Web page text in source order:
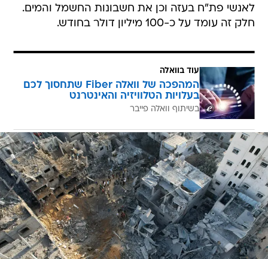
לאנשי פת"ח בעזה וכן את חשבונות החשמל והמים.
חלק זה עומד על כ-100 מיליון דולר בחודש.
עוד בוואלה
המהפכה של וואלה Fiber שתחסוך לכם
בעלויות הטלוויזיה והאינטרנט
בשיתוף וואלה פייבר